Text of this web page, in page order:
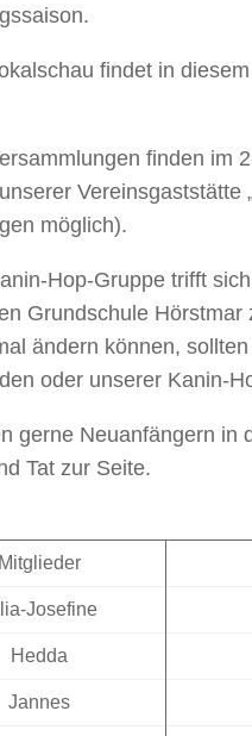
findet in
finden im
Vereinsgaststätte
möglich).
Hop-Gruppe trifft
Grundschule
ändern können,
oder unserer Kanin-
gerne Neuanfängern in
Tat zur Seite.
Mitglieder
Josefine
Hedda
Jannes